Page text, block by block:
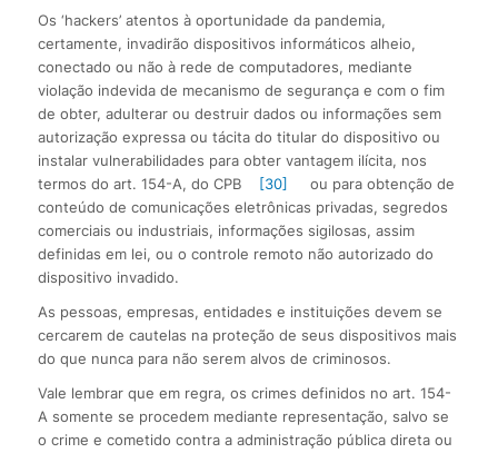
Os ‘hackers’ atentos à oportunidade da pandemia,
certamente, invadirão dispositivos informáticos alheio,
conectado ou não à rede de computadores, mediante
violação indevida de mecanismo de segurança e com o fim
de obter, adulterar ou destruir dados ou informações sem
autorização expressa ou tácita do titular do dispositivo ou
instalar vulnerabilidades para obter vantagem ilícita, nos
termos do art. 154-A, do CPB
[30]
ou para obtenção de
conteúdo de comunicações eletrônicas privadas, segredos
comerciais ou industriais, informações sigilosas, assim
definidas em lei, ou o controle remoto não autorizado do
dispositivo invadido.
As pessoas, empresas, entidades e instituições devem se
cercarem de cautelas na proteção de seus dispositivos mais
do que nunca para não serem alvos de criminosos.
Vale lembrar que em regra, os crimes definidos no art. 154-
A somente se procedem mediante representação, salvo se
o crime e cometido contra a administração pública direta ou